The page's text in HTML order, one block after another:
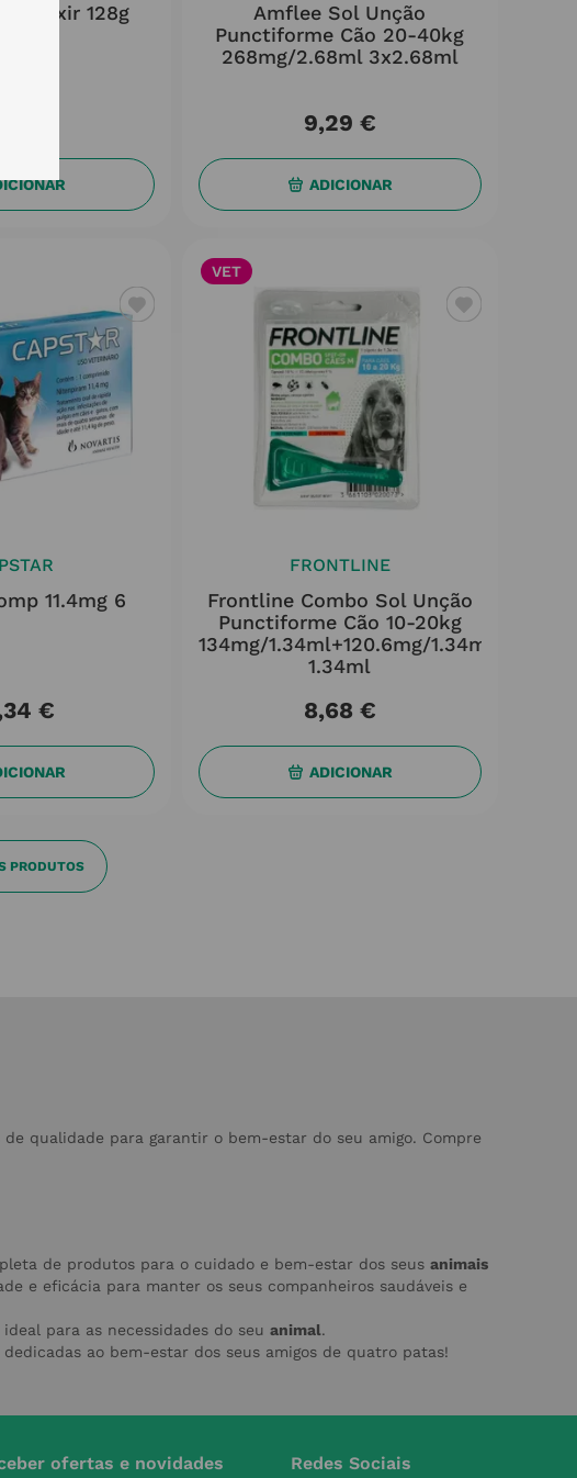
Elixir 128g
Amflee Sol Unção
Punctiforme Cão 20-40kg
268mg/2.68ml 3x2.68ml
9,29 €
ADICIONAR
11.4mg 6
34 €
VET
FRONTLINE
Frontline Combo Sol Unção
Punctiforme Cão 10-20kg
134mg/1.34ml+120.6mg/1.34ml
1.34ml
8,68 €
ADICIONAR
qualidade para garantir o bem-estar do seu amigo. Compre
de produtos para o cuidado e bem-estar dos seusanimais
e eficácia para manter os seus companheiros saudáveis e
para as necessidades do seuanimal.
ao bem-estar dos seus amigos de quatro patas!
ofertas e novidades Redes Sociais